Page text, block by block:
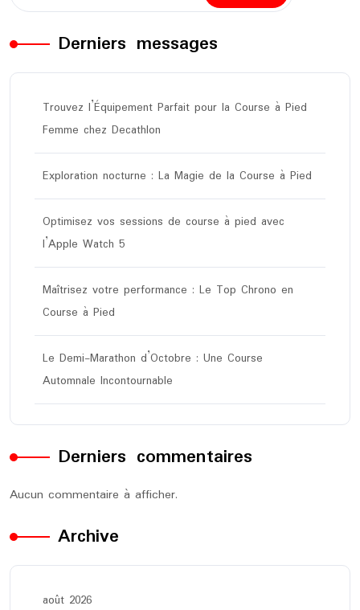
Derniers messages
Trouvez l’Équipement Parfait pour la Course à Pied
Femme chez Decathlon
Exploration nocturne : La Magie de la Course à Pied
Optimisez vos sessions de course à pied avec
l’Apple Watch 5
Maîtrisez votre performance : Le Top Chrono en
Course à Pied
Le Demi-Marathon d’Octobre : Une Course
Automnale Incontournable
Derniers commentaires
Aucun commentaire à afficher.
Archive
août 2026